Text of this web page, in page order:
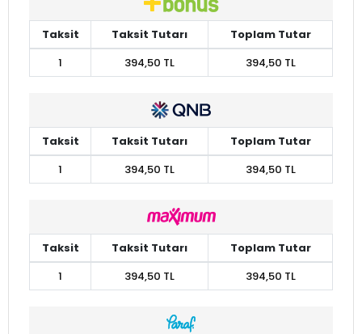
Taksit Taksit Tutarı
Toplam Tutar
1
394,50 TL 394,50 TL
Taksit Taksit Tutarı
Toplam Tutar
1
394,50 TL 394,50 TL
Taksit Taksit Tutarı
Toplam Tutar
1
394,50 TL 394,50 TL